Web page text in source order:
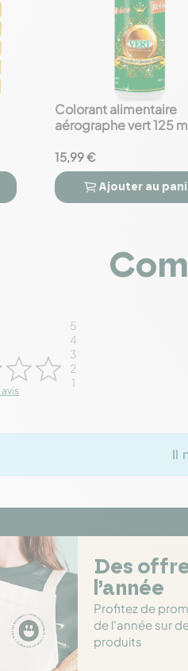
favorite_border
Colorant alimentaire
aérographe vert 125
15,99 €
 
Ajouter au
5
4
3
2
1
Il
Des
l’année
Profitez de
de l'année sur
produits